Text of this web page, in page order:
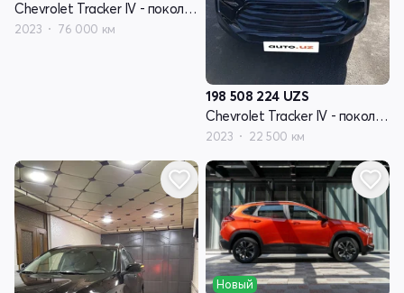
Chevrolet Tracker IV - поколение
2023 76 000 км
198 508 224 UZS
Chevrolet Tracker IV - поколение
2023 22 500 км
Новый